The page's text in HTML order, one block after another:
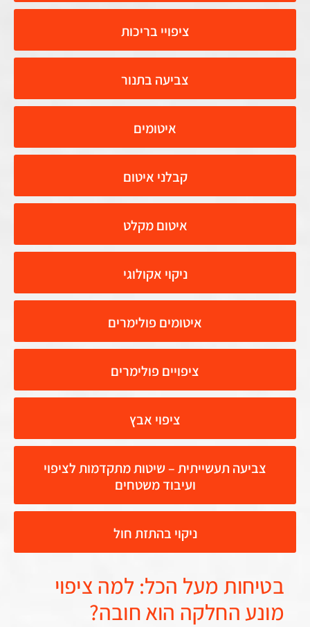
ציפויי בריכות
צביעה בתנור
קבלני איטום
איטום מקלט
ניקוי אקולוגי
איטומים פולימרים
ציפויים פולימרים
ציפוי אבץ
תעשייתית – שיטות מתקדמות לציפוי
ועיבוד משטחים
ניקוי בהתזת חול
מעל הכל: למה ציפוי
החלקה הוא חובה?